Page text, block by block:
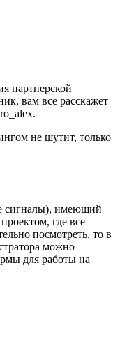
партнерской
вам все расскажет
не шутит, только
сигналы), имеющий
где все
посмотреть, то в
можно
для работы на